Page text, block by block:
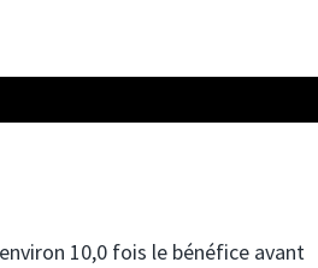
10,0 fois le bénéfice avant